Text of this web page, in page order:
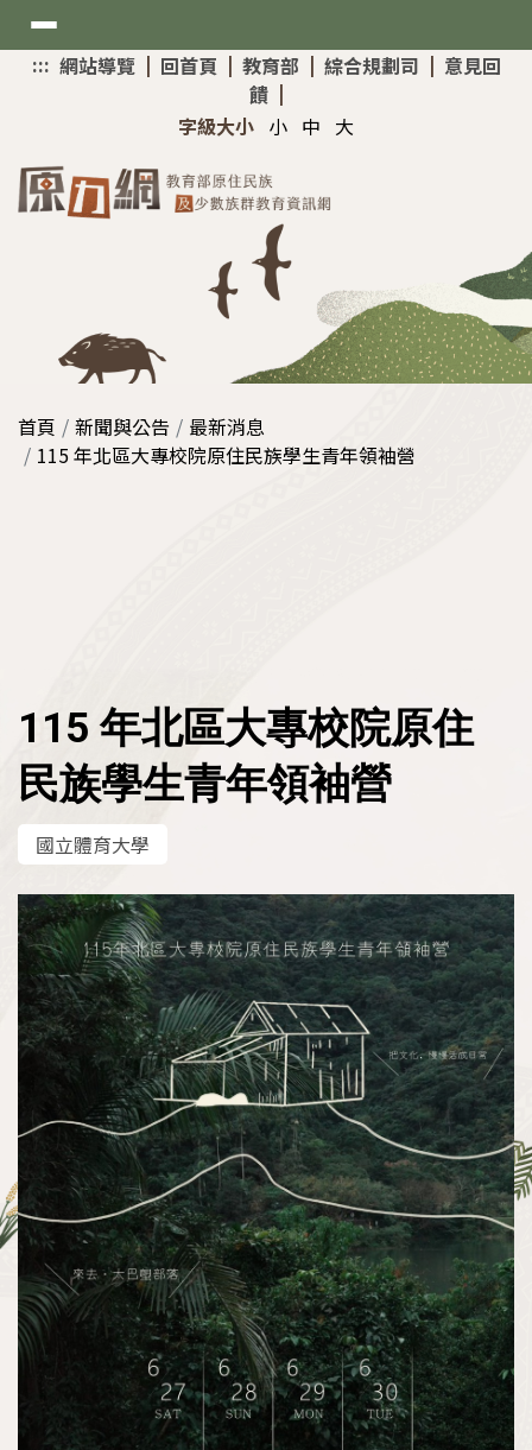
::: 上
導
覽
網站導覽 | 回首頁 | 教育部 | 綜合規劃司 | 意見回
饋 |
字級大小 小 中 大
選
單
新聞與公告
最新消息
考試與招生
大學入學升學網
技專校院招生策略委員會
教育部MATA獎得獎作品
資源分享
原民會重要出版品
原住民族歷史事件教學資源
原住民族與多元文化教育案例教學實例
原住民族政治受難者口述歷史繪本
教育部獎勵績優大專校院原住民族學生資源中心
計畫
助學與獎勵
原住民族專門人才獎勵金申請平臺
青年百億海外圓夢基金計畫
民間機構就業資訊
其他資訊
推動概況
法規
政策
計畫
統計資料
執行成果
首頁 新聞與公告
最新消息
115 年北區大專校院原住民族學生青年領袖營
:::
115 年北區大專校院原住
民族學生青年領袖營
國立體育大學